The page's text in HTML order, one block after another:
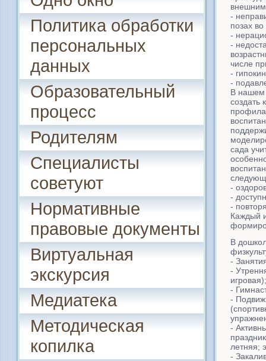
Политика обработки
персональных
данных
Образовательный
процесс
Родителям
Специалисты
советуют
Нормативные
правовые документы
Виртуальная
экскурсия
Медиатека
Методическая
копилка
-
позах
-
-
числе
-
-
В нашем
создать
сада
-
-
-
Каждый
В
-
-
игровая);
-
-
-
летняя;
-